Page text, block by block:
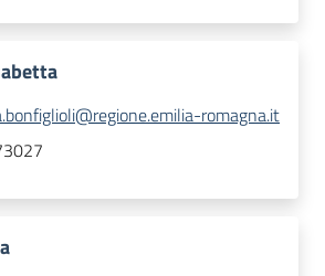
romagna.it